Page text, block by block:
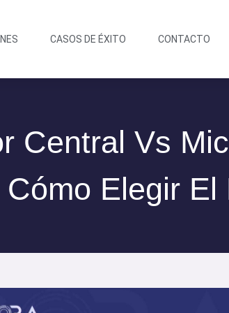
CASOS DE ÉXITO CONTACTO
Central Vs
Cómo Elegir El